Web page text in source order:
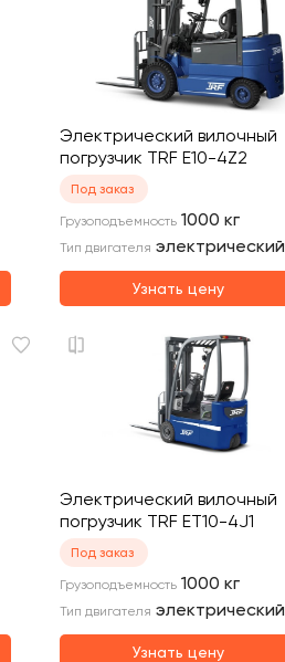
Электрический вилочный
погрузчик TRF E10-4Z2
Под заказ
Грузоподъемность 1000 кг
Тип двигателя электрический
Узнать цену
Электрический вилочный
погрузчик TRF ET10-4J1
Под заказ
Грузоподъемность 1000 кг
Тип двигателя электрический
Узнать цену